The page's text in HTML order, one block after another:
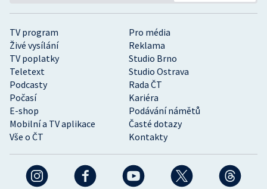
TV program
Pro média
Živé vysílání
Reklama
TV poplatky
Studio Brno
Teletext
Studio Ostrava
Podcasty
Rada ČT
Počasí
Kariéra
E-shop
Podávání námětů
Mobilní a TV aplikace
Časté dotazy
Vše o ČT
Kontakty